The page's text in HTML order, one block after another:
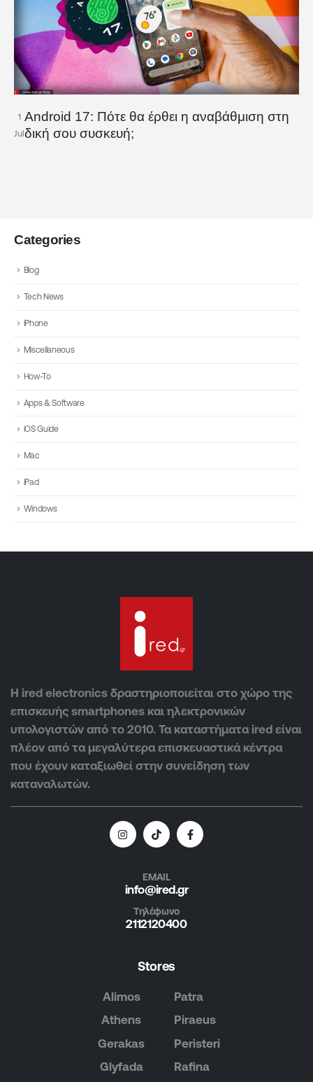
1
Jul
Android 17: Πότε θα έρθει η αναβάθμιση στη
δική σου συσκευή;
Categories
Blog
Tech News
iPhone
Miscellaneous
How-To
Apps & Software
iOS Guide
Mac
iPad
Windows
Η ired electronics δραστηριοποιείται στο χώρο της
επισκευής smartphones και ηλεκτρονικών
υπολογιστών από το 2010. Τα καταστήματα ired είναι
πλέον από τα μεγαλύτερα επισκευαστικά κέντρα
που έχουν καταξιωθεί στην συνείδηση των
καταναλωτών.
EMAIL
info@ired.gr
Τηλέφωνο
2112120400
Stores
Alimos
Athens
Gerakas
Glyfada
Patra
Piraeus
Peristeri
Rafina